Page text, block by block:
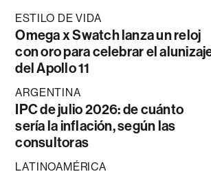
ESTILO DE VIDA
Omega x Swatch lanza un reloj
con oro para celebrar el
del Apollo 11
ARGENTINA
IPC de julio 2026: de cuánto
sería la inflación, según las
consultoras
LATINOAMÉRICA